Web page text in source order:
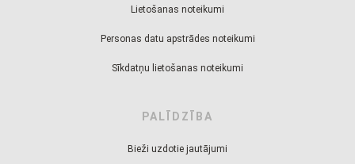
Lietošanas noteikumi
Personas datu apstrādes noteikumi
Sīkdatņu lietošanas noteikumi
PALĪDZĪBA
Bieži uzdotie jautājumi